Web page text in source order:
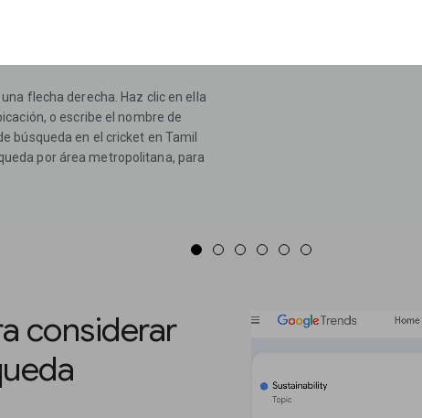
en la etiqueta del país situada
la lista para elegir un país, o
flecha derecha. Haz clic en ella
o escribe el nombre de
búsqueda en el cricket en Tamil
por área metropolitana, para
considerar